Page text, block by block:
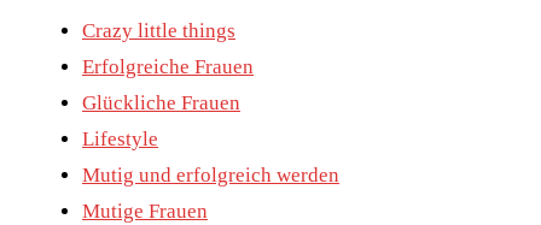
Crazy little things
Erfolgreiche Frauen
Glückliche Frauen
Lifestyle
Mutig und erfolgreich werden
Mutige Frauen